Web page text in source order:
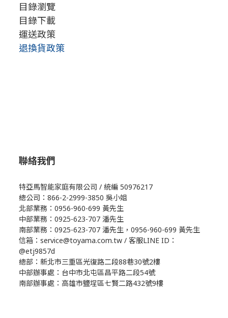
目錄瀏覽
目錄下載
運送政策
退換貨政策
聯絡我們
特亞馬智能家庭有限公司 / 統編 50976217
總公司：866-2-2999-3850 吳小姐
北部業務：0956-960-699 黃先生
中部業務：0925-623-707 潘先生
南部業務：0925-623-707 潘先生，0956-960-699 黃先生
信箱：service@toyama.com.tw / 客服LINE ID：
@etj9857d
總部：新北市三重區光復路二段88巷30號2樓
中部辦事處：台中市北屯區昌平路二段54號
南部辦事處：高雄市鹽埕區七賢二路432號9樓